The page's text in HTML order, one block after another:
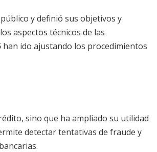
y definió sus objetivos y
aspectos técnicos de las
han ido ajustando los procedimientos
sino que ha ampliado su utilidad
detectar tentativas de fraude y